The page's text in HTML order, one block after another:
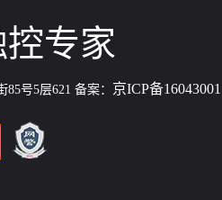
专家
号5层621 备案： 京ICP备